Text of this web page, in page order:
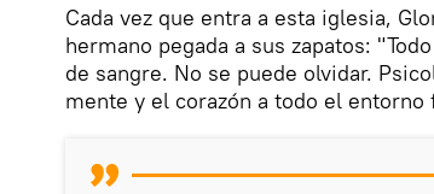
Cada vez que entra a esta iglesia,
hermano pegada a sus zapatos:
de sangre. No se puede olvidar.
mente y el corazón a todo el